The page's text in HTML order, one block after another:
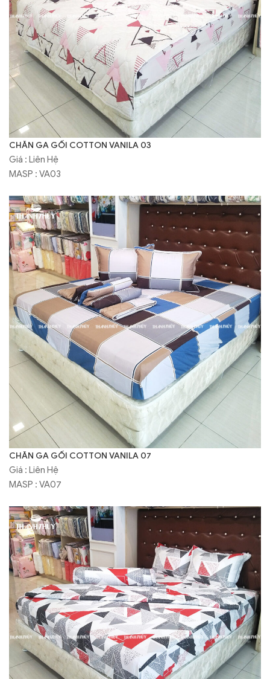
CHĂN GA GỐI COTTON VANILA 03
Giá : Liên Hệ
MASP : VA03
CHĂN GA GỐI COTTON VANILA 07
Giá : Liên Hệ
MASP : VA07